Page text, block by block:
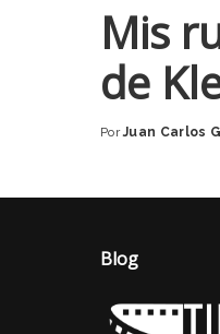
Mis
de
Posted
Por Juan Carlos
Blog